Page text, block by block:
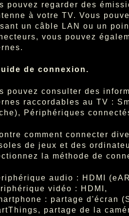
pouvez regarder des
à votre TV. Vous
un câble LAN ou un
vous pouvez
de connexion.
pouvez consulter des
raccordables au TV :
Périphériques
comment connecter
de jeux et des
la méthode de
audio : HDMI
vidéo : HDMI,
: partage d'écran
partage de la